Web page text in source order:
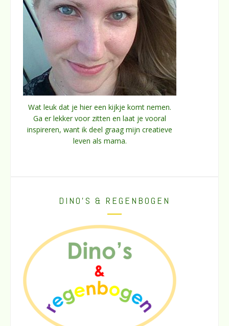
Wat leuk dat je hier een kijkje komt nemen.
Ga er lekker voor zitten en laat je vooral
inspireren, want ik deel graag mijn creatieve
leven als mama.
DINO’S & REGENBOGEN